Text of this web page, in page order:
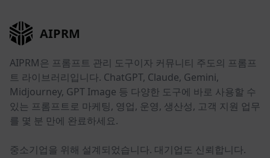
AIPRM
AIPRM은 프롬프트 관리 도구이자 커뮤니티 주도의 프롬프
트 라이브러리입니다. ChatGPT, Claude, Gemini,
Midjourney, GPT Image 등 다양한 도구에 바로 사용할 수
있는 프롬프트로 마케팅, 영업, 운영, 생산성, 고객 지원 업무
를 몇 분 만에 완료하세요.
중소기업을 위해 설계되었습니다. 대기업도 신뢰합니다.